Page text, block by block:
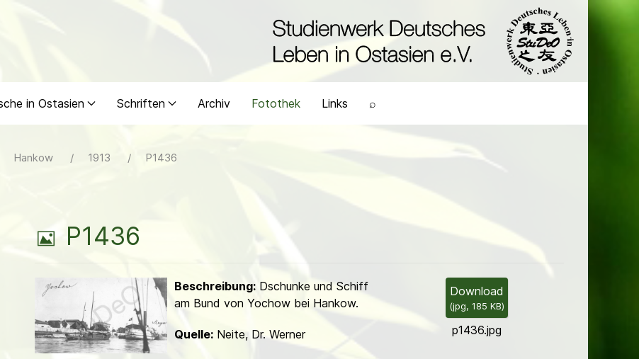
in Ostasien Schriften Archiv Fotothek Links ⌕
Hankow 1913 P1436
B
l
d
P1436
Download
(jpg, 185 KB)
p1436.jpg
Beschreibung:Dschunke und Schiff
am Bund von Yochow bei Hankow.
Quelle:Neite, Dr. Werner